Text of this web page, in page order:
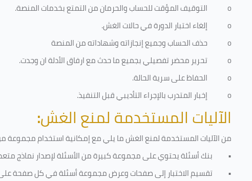
o
التوقيف المؤقت للحساب والحرمان من التمتع بخدمات المنصة.
o
إلغاء اختبار الدورة في حالات الغش.
o
حذف الحساب وجميع إنجازاته وشهاداته من المنصة
o
تحرير محضر تفصيلي بجميع ما حدث مع ارفاق الأدلة ان وجدت.
o
الحفاظ على سرية الحالة.
o
إخبار المتدرب بالإجراء التأديبي قبل التنفيذ.
الآليات المستخدمة لمنع الغش:
من الآليات المستخدمة لمنع الغش ما يلي مع إمكانية استخدام مجموعة
• بنك أسئلة يحتوي على مجموعة كبيرة من الأسئلة لإصدار نماذج
• تقسيم الاختبار إلى صفحات وعرض مجموعة أسئلة في كل صفحة